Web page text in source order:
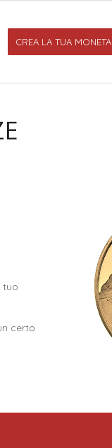
CREA LA TUA MONETA
tuo
certo